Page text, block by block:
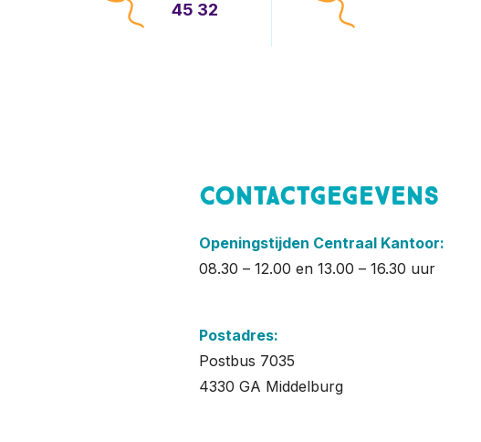
45 32
Contactgegevens
Openingstijden Centraal Kantoor:
08.30 – 12.00 en 13.00 – 16.30 uur
Postadres:
Postbus 7035
4330 GA Middelburg